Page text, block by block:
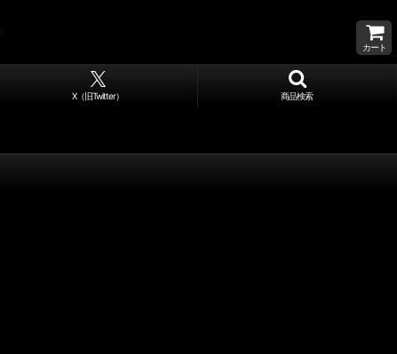
カート
X（旧Twitter） 商品検索